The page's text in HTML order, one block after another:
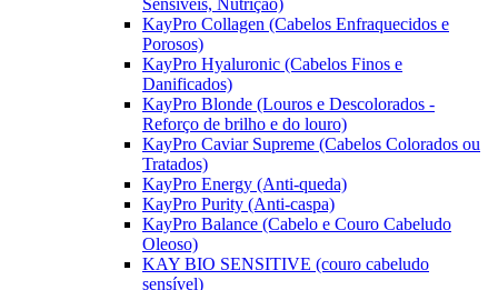
Sensíveis, Nutrição)
KayPro Collagen (Cabelos Enfraquecidos e
Porosos)
KayPro Hyaluronic (Cabelos Finos e
Danificados)
KayPro Blonde (Louros e Descolorados -
Reforço de brilho e do louro)
KayPro Caviar Supreme (Cabelos Colorados ou
Tratados)
KayPro Energy (Anti-queda)
KayPro Purity (Anti-caspa)
KayPro Balance (Cabelo e Couro Cabeludo
Oleoso)
KAY BIO SENSITIVE (couro cabeludo
sensível)